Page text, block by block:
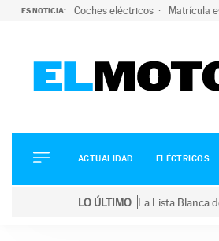
ES NOTICIA: Coches eléctricos Matrícula
ELÉCTRICOS
CONDUCIR
ACTUALIDAD ELÉCTRICOS
LO ÚLTIMO La Lista Blanca